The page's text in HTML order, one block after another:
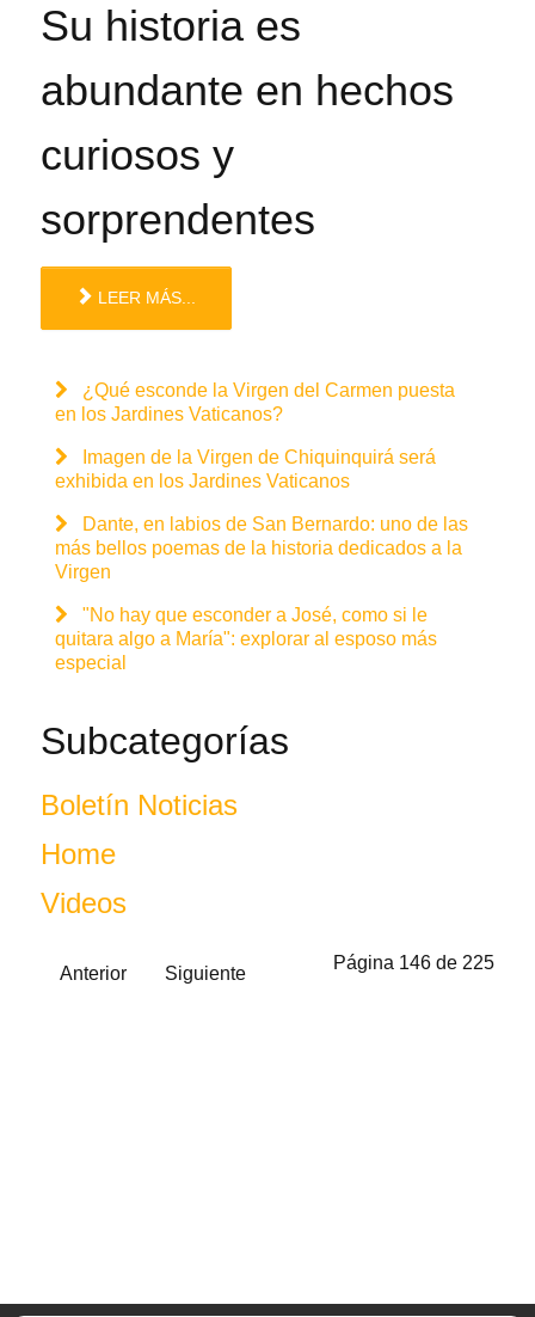
Su historia es
abundante en hechos
curiosos y
sorprendentes
LEER MÁS...
¿Qué esconde la Virgen del Carmen puesta
en los Jardines Vaticanos?
Imagen de la Virgen de Chiquinquirá será
exhibida en los Jardines Vaticanos
Dante, en labios de San Bernardo: uno de las
más bellos poemas de la historia dedicados a la
Virgen
"No hay que esconder a José, como si le
quitara algo a María": explorar al esposo más
especial
Subcategorías
Boletín Noticias
Home
Videos
Página 146 de 225
Anterior Siguiente